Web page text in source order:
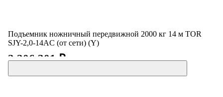
Подъемник ножничный передвижной 2000 кг 14 м TOR
SJY-2,0-14AC (от сети) (Y)
2 206 301 ₽